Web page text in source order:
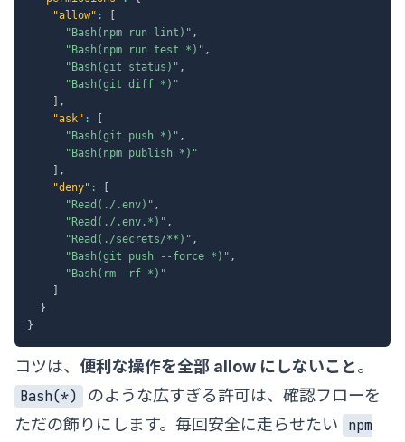
"allow" :
"Bash(npm run lint)" ,
"Bash(npm run test *)" ,
"Bash(git status)" ,
"Bash(git diff *)"
,
"ask" :
"Bash(git push *)" ,
"Bash(npm publish *)"
,
"deny" :
"Read(./.env)" ,
"Read(./.env.*)" ,
"Read(./secrets/**)" ,
"Bash(git push --force *)" ,
"Bash(rm -rf *)"
}
}
コツは、 便利な操作を全部 allow にしないこと。
Bash(*)
のような広すぎる許可は、確認フローを
ただの飾りにします。毎回安全に走らせたい
npm